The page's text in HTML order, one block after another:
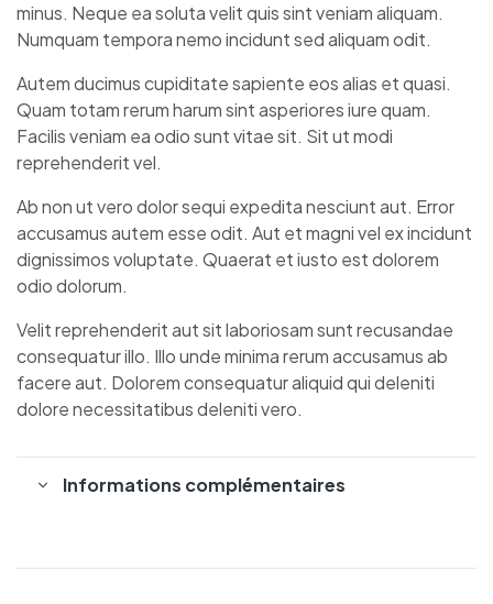
minus. Neque ea soluta velit quis sint veniam aliquam.
Numquam tempora nemo incidunt sed aliquam odit.
Autem ducimus cupiditate sapiente eos alias et quasi.
Quam totam rerum harum sint asperiores iure quam.
Facilis veniam ea odio sunt vitae sit. Sit ut modi
reprehenderit vel.
Ab non ut vero dolor sequi expedita nesciunt aut. Error
accusamus autem esse odit. Aut et magni vel ex incidunt
dignissimos voluptate. Quaerat et iusto est dolorem
odio dolorum.
Velit reprehenderit aut sit laboriosam sunt recusandae
consequatur illo. Illo unde minima rerum accusamus ab
facere aut. Dolorem consequatur aliquid qui deleniti
dolore necessitatibus deleniti vero.
Informations complémentaires